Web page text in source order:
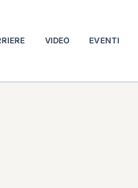
VIDEO EVENTI